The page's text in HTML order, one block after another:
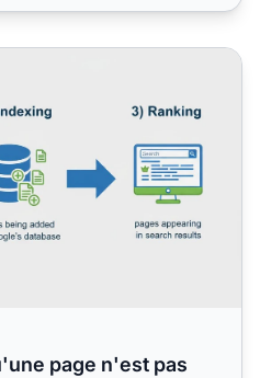
n'est pas indexée ? Guide
page n'est pas